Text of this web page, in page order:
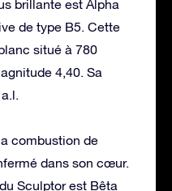
brillante est Alpha
de type B5. Cette
situé à 780
4,40. Sa
combustion de
dans son cœur.
Sculptor est Bêta